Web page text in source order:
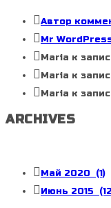
Автор
Mr
Maria к
Maria к
Maria к
ARCHIVES
Май 2020
(1)
Июнь 2015